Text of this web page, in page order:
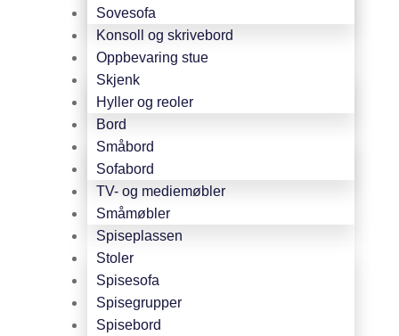
Sovesofa
Konsoll og skrivebord
Oppbevaring stue
Skjenk
Hyller og reoler
Bord
Småbord
Sofabord
TV- og mediemøbler
Småmøbler
Spiseplassen
Stoler
Spisesofa
Spisegrupper
Spisebord